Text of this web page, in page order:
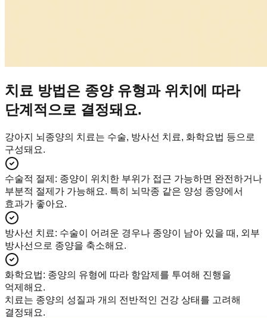
치료 방법은 종양 유형과 위치에 따라
단계적으로 결정돼요.
강아지 뇌종양의 치료는 수술, 방사선 치료, 화학요법 등으로
구성돼요.
수술적 절제 : 종양이 위치한 부위가 접근 가능하면 완전하거나
부분적 절제가 가능해요. 특히 뇌막종 같은 양성 종양에서
효과가 좋아요.
방사선 치료: 수술이 어려운 경우나 종양이 남아 있을 때, 외부
방사선으로 종양을 축소해요.
화학요법: 종양의 유형에 따라 항암제를 투여해 진행을
억제해요.
치료는 종양의 성질과 개의 전반적인 건강 상태를 고려해
결정돼요.